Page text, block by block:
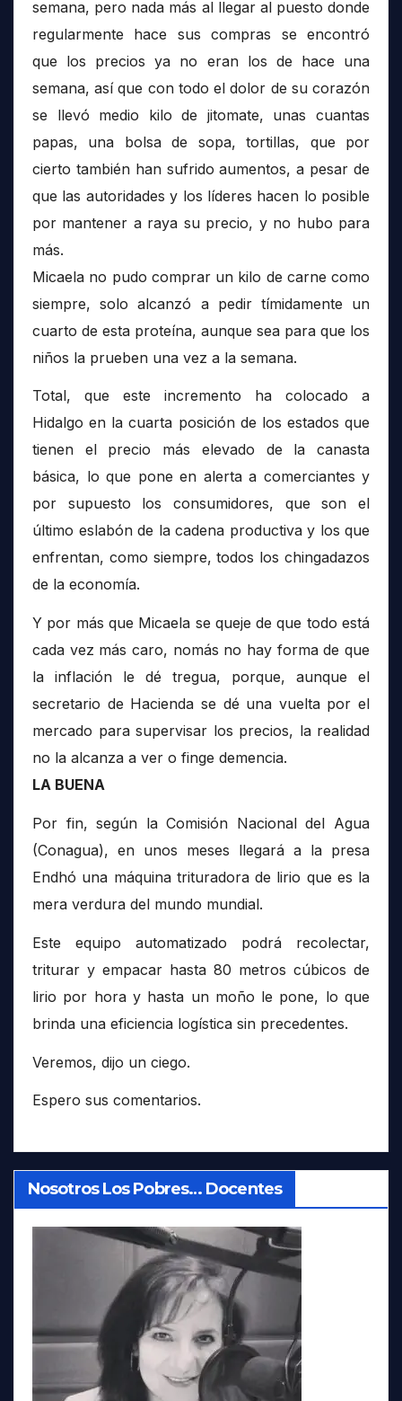
semana, pero nada más al llegar al puesto donde
regularmente hace sus compras se encontró
que los precios ya no eran los de hace una
semana, así que con todo el dolor de su corazón
se llevó medio kilo de jitomate, unas cuantas
papas, una bolsa de sopa, tortillas, que por
cierto también han sufrido aumentos, a pesar de
que las autoridades y los líderes hacen lo posible
por mantener a raya su precio, y no hubo para
más.
Micaela no pudo comprar un kilo de carne como
siempre, solo alcanzó a pedir tímidamente un
cuarto de esta proteína, aunque sea para que los
niños la prueben una vez a la semana.
Total, que este incremento ha colocado a
Hidalgo en la cuarta posición de los estados que
tienen el precio más elevado de la canasta
básica, lo que pone en alerta a comerciantes y
por supuesto los consumidores, que son el
último eslabón de la cadena productiva y los que
enfrentan, como siempre, todos los chingadazos
de la economía.
Y por más que Micaela se queje de que todo está
cada vez más caro, nomás no hay forma de que
la inflación le dé tregua, porque, aunque el
secretario de Hacienda se dé una vuelta por el
mercado para supervisar los precios, la realidad
no la alcanza a ver o finge demencia.
LA BUENA
Por fin, según la Comisión Nacional del Agua
(Conagua), en unos meses llegará a la presa
Endhó una máquina trituradora de lirio que es la
mera verdura del mundo mundial.
Este equipo automatizado podrá recolectar,
triturar y empacar hasta 80 metros cúbicos de
lirio por hora y hasta un moño le pone, lo que
brinda una eficiencia logística sin precedentes.
Veremos, dijo un ciego.
Espero sus comentarios.
Nosotros Los Pobres… Docentes